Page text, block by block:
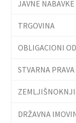
JAVNE NABAVKE
TRGOVINA
OBLIGACIONI
STVARNA PRAVA
DRŽAVNA